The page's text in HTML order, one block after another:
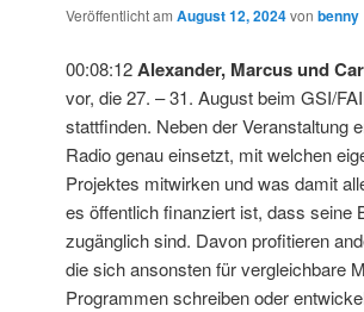
Veröffentlicht am August 12, 2024von benny
00:08:12Alexander, Marcus und
vor, die 27. – 31. August beim GSI/
stattfinden. Neben der Veranstaltung
Radio genau einsetzt, mit welchen
Projektes mitwirken und was damit
es öffentlich finanziert ist, dass seine
zugänglich sind. Davon profitieren
die sich ansonsten für vergleichbare
Programmen schreiben oder